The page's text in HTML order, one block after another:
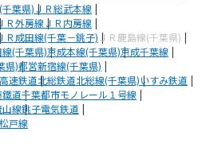
葉県)ＪＲ総武本線
Ｒ外房線ＪＲ内房線
Ｒ成田線(千葉－銚子) ＪＲ鹿島線(千葉県)
(千葉県)京成本線(千葉県)京成千葉線
県)都営新宿線(千葉県)
速鉄道北総鉄道北総線(千葉県)いすみ鉄道
鐵道千葉都市モノレール１号線
線銚子電気鉄道
戸線